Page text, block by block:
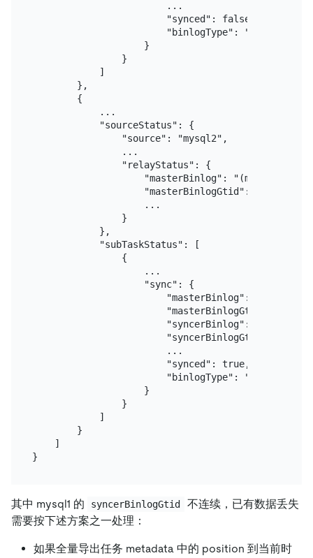
                        ...
                        "synced": false,
                        "binlogType": "local"
                    }
                }
            ]
        },
        {
            ...
            "sourceStatus": {
                "source": "mysql2",
                ...
                "relayStatus": {
"masterBinlog": "(mysql-
"masterBinlogGtid":
                    ...
                }
            },
            "subTaskStatus": [
                {
                    ...
                    "sync": {
"masterBinlog": "(mysql-
"masterBinlogGtid":
"syncerBinlog": "(mysql-
"syncerBinlogGtid":
                        ...
                        "synced": true,
                        "binlogType": "local"
                    }
                }
            ]
        }
    ]
其中 mysql1 的 syncerBinlogGtid
不连续，已有数据丢失
需要按下述方案之一处理：
如果全量导出任务 metadata 中的 position 到当前时